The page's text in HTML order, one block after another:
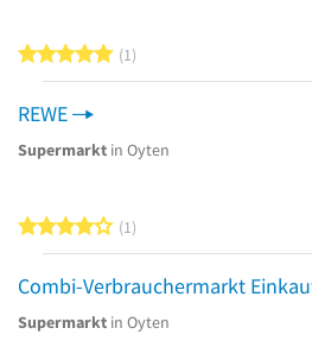
5 von 5 Sternen
1
REWE
Supermarkt in Oyten
4 von 5 Sternen
1
Supermarkt in Oyten